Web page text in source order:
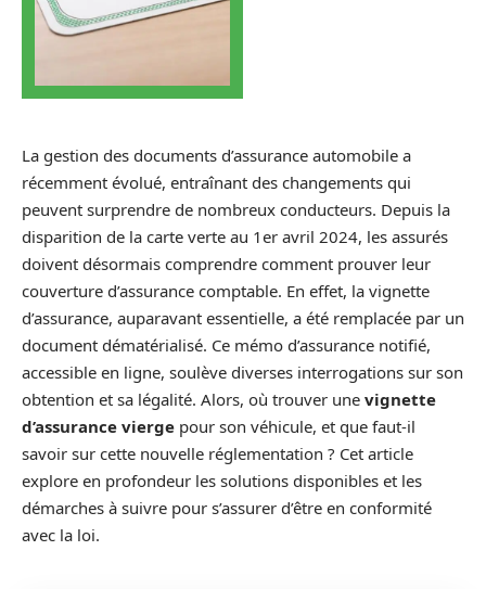
La gestion des documents d’assurance automobile a
récemment évolué, entraînant des changements qui
peuvent surprendre de nombreux conducteurs. Depuis la
disparition de la carte verte au 1er avril 2024, les assurés
doivent désormais comprendre comment prouver leur
couverture d’assurance comptable. En effet, la vignette
d’assurance, auparavant essentielle, a été remplacée par un
document dématérialisé. Ce mémo d’assurance notifié,
accessible en ligne, soulève diverses interrogations sur son
obtention et sa légalité. Alors, où trouver une vignette
d’assurance vierge pour son véhicule, et que faut-il
savoir sur cette nouvelle réglementation ? Cet article
explore en profondeur les solutions disponibles et les
démarches à suivre pour s’assurer d’être en conformité
avec la loi.